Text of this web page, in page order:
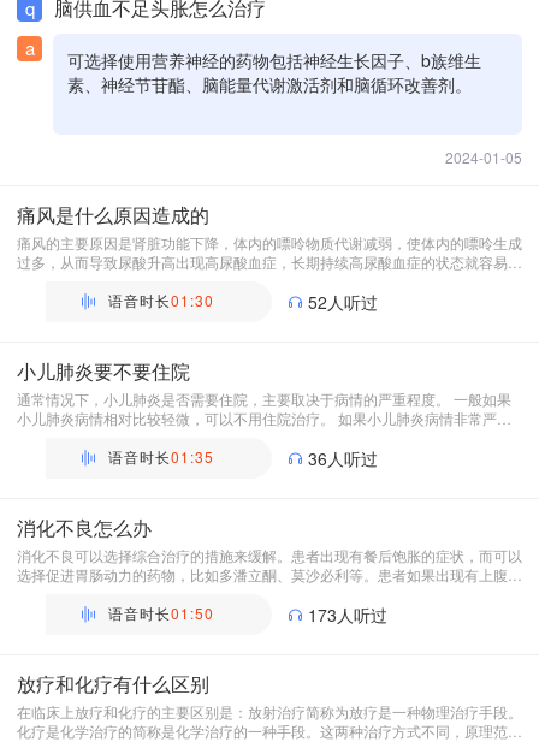
q 脑供血不足头胀怎么治疗
a
可选择使用营养神经的药物包括神经生长因子、b族维生
素、神经节苷酯、脑能量代谢激活剂和脑循环改善剂。
2024-01-05
痛风是什么原因造成的
痛风的主要原因是肾脏功能下降，体内的嘌呤物质代谢减弱，使体内的嘌呤生成
过多，从而导致尿酸升高出现高尿酸血症，长期持续高尿酸血症的状态就容易引
痛，甚至红肿。部分患者可能并发有细菌感染，使症状更加显著。 痛风的诱发
语音时长01:30 52人听过
小儿肺炎要不要住院
通常情况下，小儿肺炎是否需要住院，主要取决于病情的严重程度。 一般如果
小儿肺炎病情相对比较轻微，可以不用住院治疗。 如果小儿肺炎病情非常严
胸闷，无明显的呼吸困难，可以在门诊治疗，给于抗炎的药物，选择口服或者静
精神萎靡、食欲下降、恶心、呕吐、腹泻，甚至出现了心力衰竭，这个时候应该
及早进行住院治疗。
语音时长01:35 36人听过
消化不良怎么办
消化不良可以选择综合治疗的措施来缓解。患者出现有餐后饱胀的症状，而可以
选择促进胃肠动力的药物，比如多潘立酮、莫沙必利等。患者如果出现有上腹
b族维生素、健脾口服液等。 如果患者出现有腹泻或者便秘，可以选择益生菌如
物，比如阿米替林等。
语音时长01:50 173人听过
放疗和化疗有什么区别
在临床上放疗和化疗的主要区别是：放射治疗简称为放疗是一种物理治疗手段。
化疗是化学治疗的简称是化学治疗的一种手段。这两种治疗方式不同，原理范围